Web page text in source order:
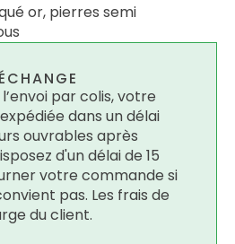
or, pierres semi
par colis, votre
dans un délai
ouvrables après
d'un délai de 15
votre commande si
pas. Les frais de
du client.